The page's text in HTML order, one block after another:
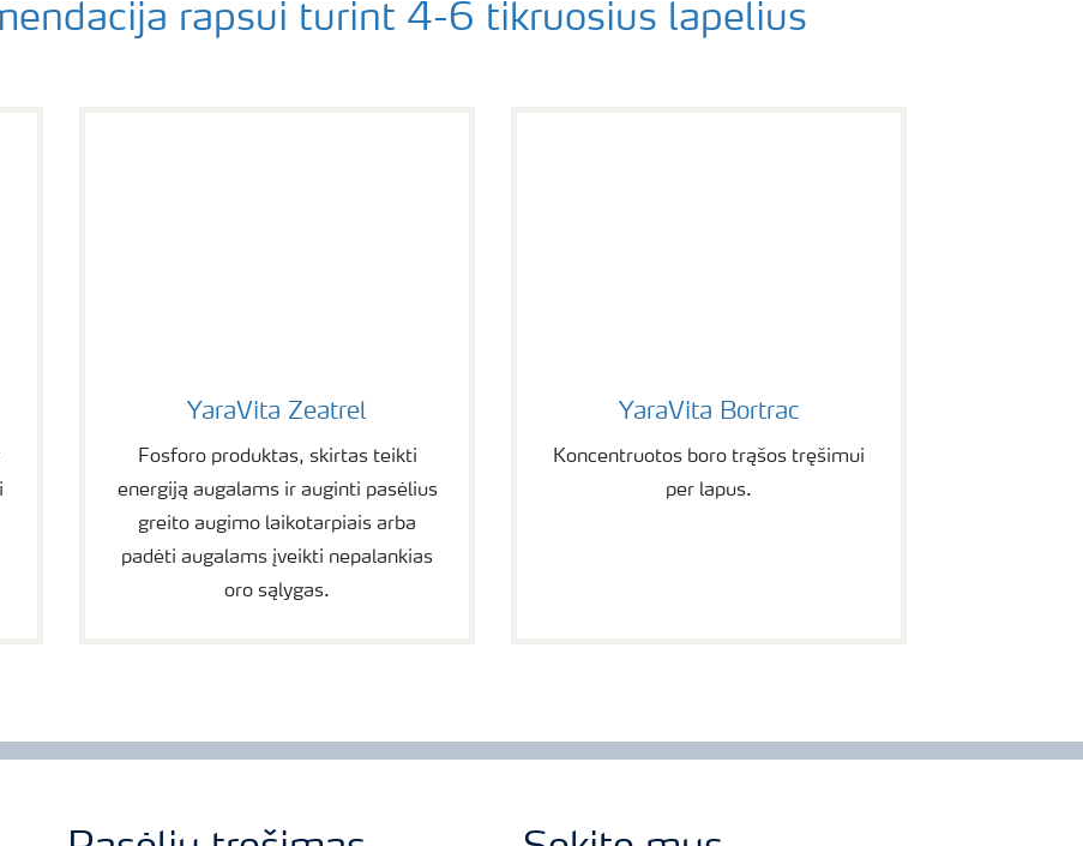
rapsui turint 4-6 tikruosius lapelius
YaraVita Zeatrel
Fosforo produktas, skirtas teikti
energiją augalams ir auginti pasėlius
greito augimo laikotarpiais arba
padėti augalams įveikti nepalankias
oro sąlygas.
YaraVita Bortrac
Koncentruotos boro trąšos tręšimui
per lapus.